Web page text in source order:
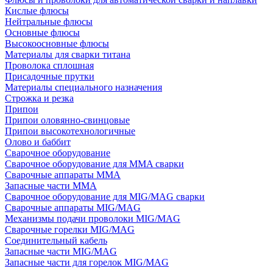
Кислые флюсы
Нейтральные флюсы
Основные флюсы
Высокоосновные флюсы
Материалы для сварки титана
Проволока сплошная
Присадочные прутки
Материалы специального назначения
Строжка и резка
Припои
Припои оловянно-свинцовые
Припои высокотехнологичные
Олово и баббит
Сварочное оборудование
Сварочное оборудование для MMA сварки
Сварочные аппараты MMA
Запасные части MMA
Сварочное оборудование для MIG/MAG сварки
Сварочные аппараты MIG/MAG
Механизмы подачи проволоки MIG/MAG
Сварочные горелки MIG/MAG
Соединительный кабель
Запасные части MIG/MAG
Запасные части для горелок MIG/MAG